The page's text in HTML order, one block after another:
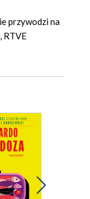
przywodzi na
RTVE